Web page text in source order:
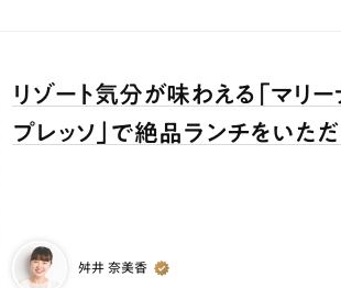
リゾート気分が味わえる「マリー
プレッソ」で絶品ランチをいた
舛井 奈美香